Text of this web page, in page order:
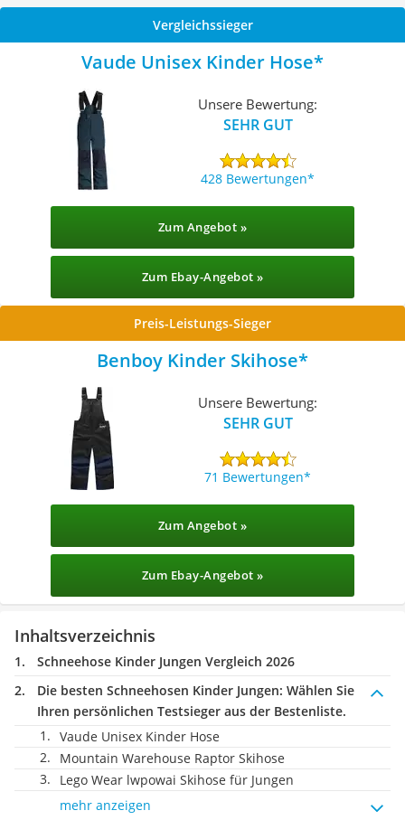
Vergleichssieger
Vaude Unisex Kinder Hose
Unsere Bewertung:
SEHR GUT
428 Bewertungen
Zum Angebot »
Zum Ebay-Angebot »
Preis-Leistungs-Sieger
Benboy Kinder Skihose
Unsere Bewertung:
SEHR GUT
71 Bewertungen
Zum Angebot »
Zum Ebay-Angebot »
Inhaltsverzeichnis
Schneehose Kinder Jungen Vergleich 2026
Die besten Schneehosen Kinder Jungen: Wählen Sie
Ihren persönlichen Testsieger aus der Bestenliste.
Vaude Unisex Kinder Hose
Mountain Warehouse Raptor Skihose
Lego Wear lwpowai Skihose für Jungen
mehr anzeigen